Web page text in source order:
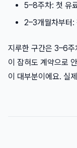
5–8주차: 첫 유
2–3개월차부터:
지루한 구간은 3–6주
이 잡혀도 계약으로
이 대부분이에요. 실